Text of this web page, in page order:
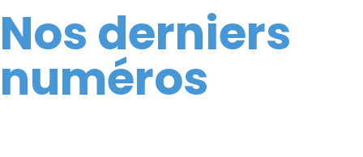
Nos derniers
numéros